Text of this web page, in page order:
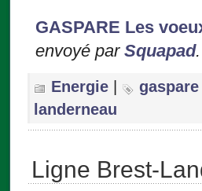
GASPARE Les
envoyé par Squapad
Energie
landerneau
Ligne Brest-